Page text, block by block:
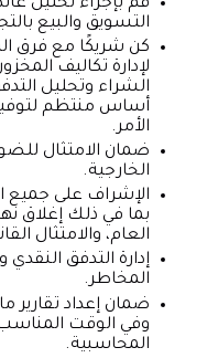
التسويق والبيع
كن شريكًا مع فرق
الشراء وتحليل
أساس منتظم لتوفير
الأمر.
ضمان الامتثال
الخارجية.
الإشراف على جميع
بما في ذلك إغلاق
العام، والامتثال
إدارة التدفق
المخاطر.
ضمان إعداد تقارير
وفي الوقت
المحاسبية.